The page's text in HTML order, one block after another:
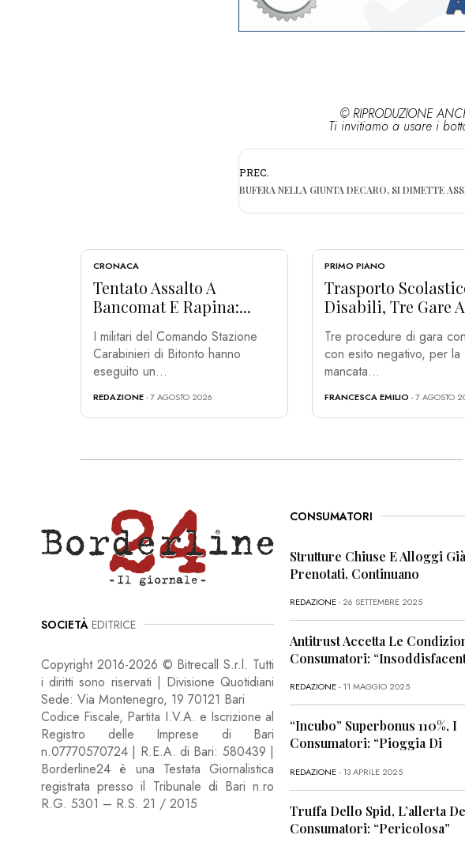
© RIPRODUZIONE
Ti invitiamo a usare i
PREC.
CRONACA
Tentato Assalto A
Bancomat E Rapina:...
I militari del Comando Stazione
Carabinieri di Bitonto hanno
eseguito un...
REDAZIONE- 7 AGOSTO 2026
PRIMO PIANO
Trasporto
Disabili, Tre Gare
Tre procedure di gara
con esito negativo, per la
mancata...
FRANCESCA EMILIO - 7 AGOSTO
SOCIETÀ EDITRICE
Copyright 2016-2026 © Bitrecall S.r.l. Tutti
i diritti sono riservati | Divisione Quotidiani
Sede: Via Montenegro, 19 70121 Bari
Codice Fiscale, Partita I.V.A. e Iscrizione al
Registro delle Imprese di Bari
n.07770570724 | R.E.A. di Bari: 580439 |
Borderline24 è una Testata Giornalistica
registrata presso il Tribunale di Bari n.ro
R.G. 5301 – R.S. 21 / 2015
CONSUMATORI
Strutture Chiuse E Alloggi Già
Prenotati, Continuano
REDAZIONE- 26 SETTEMBRE 2025
Antitrust Accetta Le
Consumatori:
REDAZIONE- 11 MAGGIO 2025
“Incubo” Superbonus 110%, I
Consumatori: “Pioggia Di
REDAZIONE- 13 APRILE 2025
Truffa Dello Spid, L’allerta
Consumatori: “Pericolosa”